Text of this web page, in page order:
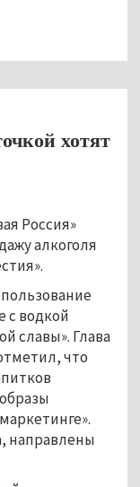
хотят
Россия»
алкоголя
с водкой
славы». Глава
что
направлены